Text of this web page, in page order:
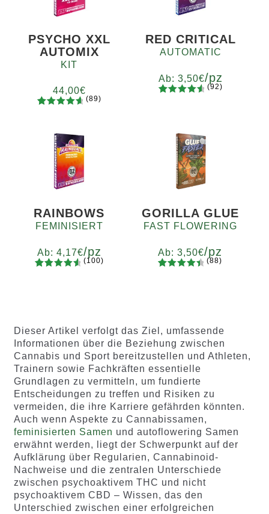
PSYCHO XXL
AUTOMIX
KIT
44,00€
von 5,
basierend
auf
Kundenb
ewertung
(89)
RED CRITICAL
AUTOMATIC
Ab: 3,50€/pz
basierend
auf
Kundenb
ewertung
(92)
RAINBOWS
FEMINISIERT
Ab: 4,17€/pz
auf
Kundenb
ewertung
en
(100)
GORILLA GLUE
FAST FLOWERING
Ab:3,50€/pz
d auf
Kundenb
ewertung
en
(88)
Dieser Artikel verfolgt das Ziel, umfassende
Informationen über die Beziehung zwischen
Cannabis und Sport bereitzustellen und Athleten,
Trainern sowie Fachkräften essentielle
Grundlagen zu vermitteln, um fundierte
Entscheidungen zu treffen und Risiken zu
vermeiden, die ihre Karriere gefährden könnten.
Auch wenn Aspekte zu Cannabissamen,
feminisierten Samen und autoflowering Samen
erwähnt werden, liegt der Schwerpunkt auf der
Aufklärung über Regularien, Cannabinoid-
Nachweise und die zentralen Unterschiede
zwischen psychoaktivem THC und nicht
psychoaktivem CBD – Wissen, das den
Unterschied zwischen einer erfolgreichen